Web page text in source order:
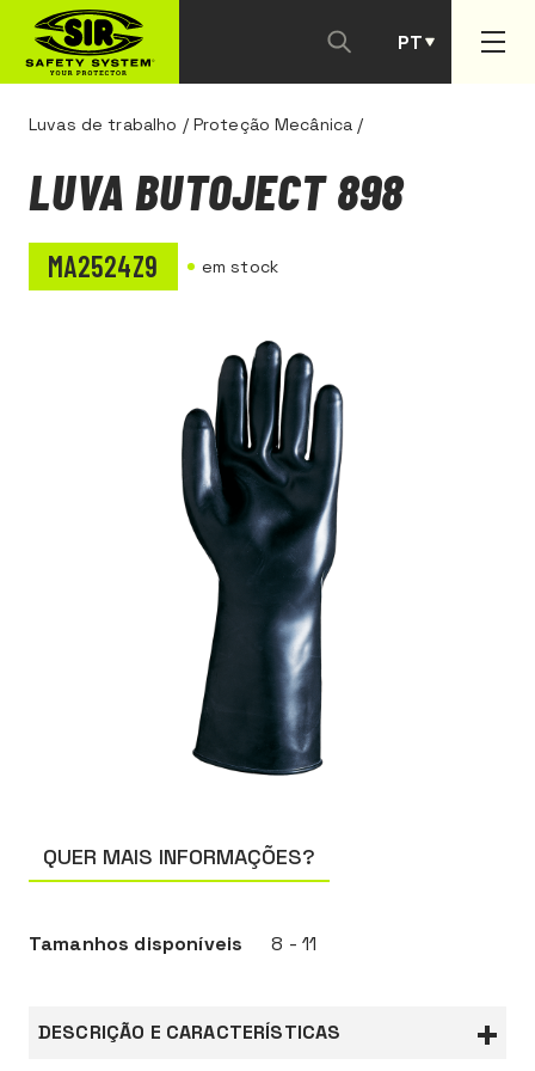
PT
ES
Luvas de trabalho / Proteção Mecânica /
QUER MAIS INFORMAÇÕES?
Tamanhos disponíveis 8 - 11
DESCRIÇÃO E CARACTERÍSTICAS
LUVA BUTOJECT 898
MA2524Z9 em stock